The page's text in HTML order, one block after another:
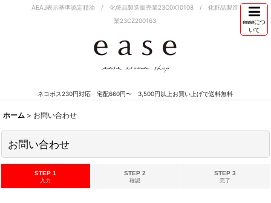
AEAJ表示基準認定精油 / 化粧品製造販売業23C0X10108 / 化粧品製造
業23CZ200163
ネコポス230円対応 宅配660円〜 3,500円以上お買い上げで送料無料
easeにつ
いて
ホーム > お問い合わせ
お問い合わせ
STEP 1
入力
STEP 2
確認
STEP 3
完了